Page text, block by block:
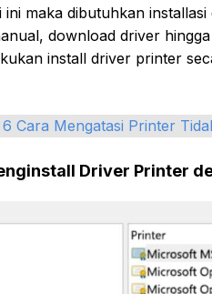
ini maka dibutuhkan
download driver
install driver printer
6 Cara Mengatasi Printer
Driver Printer